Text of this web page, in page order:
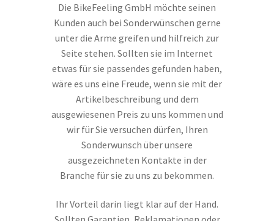
Die BikeFeeling GmbH möchte seinen
Kunden auch bei Sonderwünschen gerne
unter die Arme greifen und hilfreich zur
Seite stehen. Sollten sie im Internet
etwas für sie passendes gefunden haben,
wäre es uns eine Freude, wenn sie mit der
Artikelbeschreibung und dem
ausgewiesenen Preis zu uns kommen und
wir für Sie versuchen dürfen, Ihren
Sonderwunsch über unsere
ausgezeichneten Kontakte in der
Branche für sie zu uns zu bekommen.
Ihr Vorteil darin liegt klar auf der Hand.